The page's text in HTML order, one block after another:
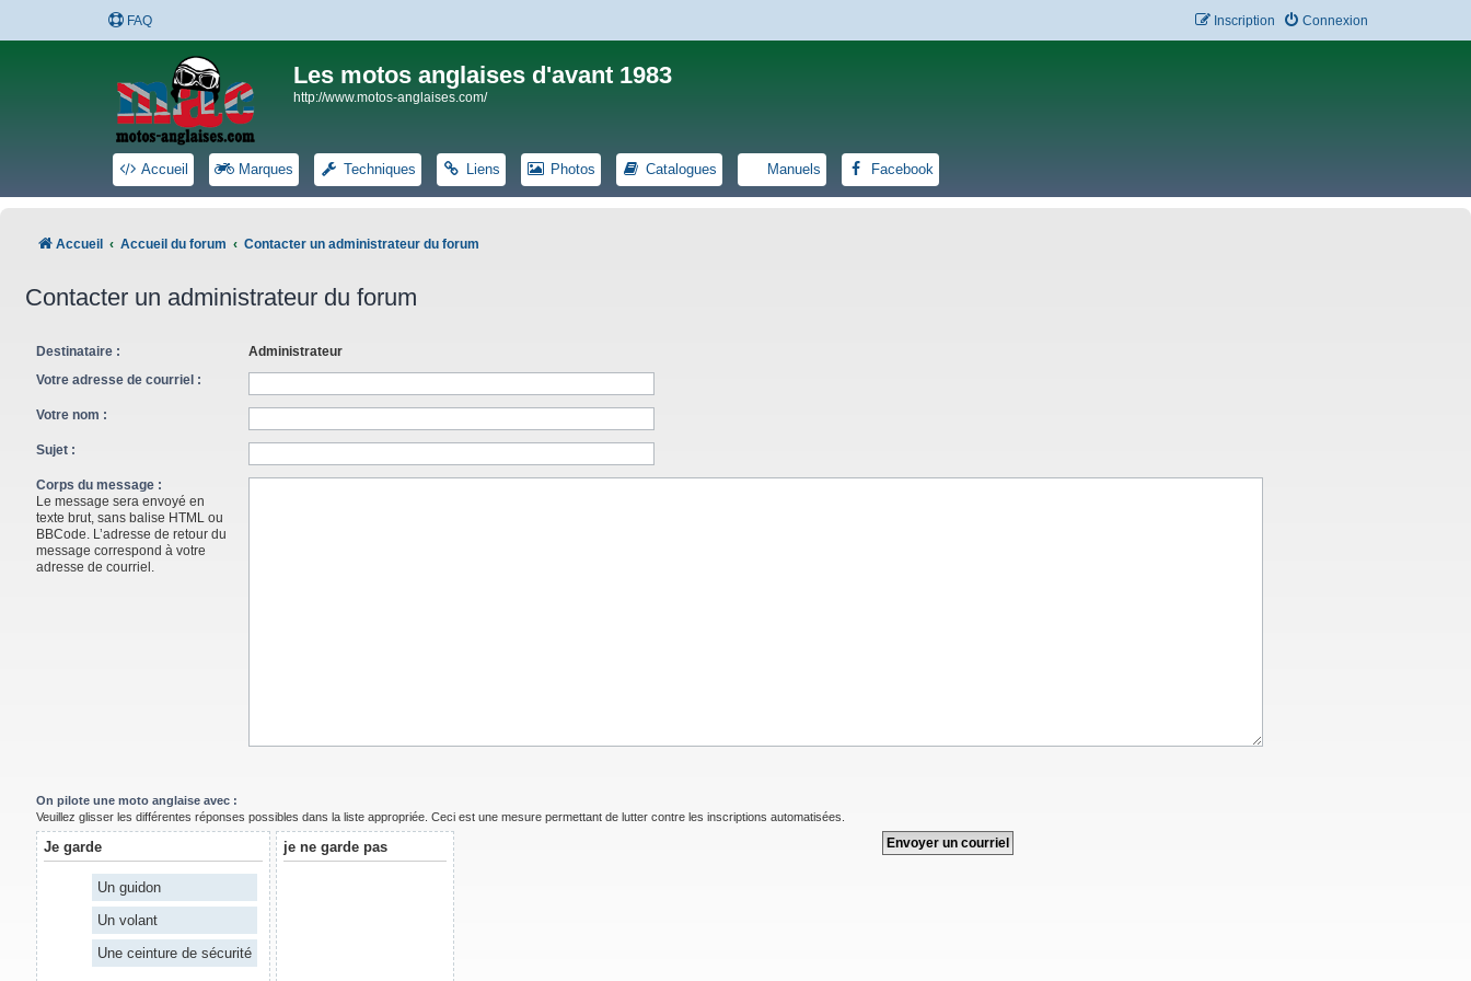
FAQ Connexion
Inscription
Les motos anglaises d'avant 1983
http://www.motos-anglaises.com/
Accueil Marques Techniques Liens Photos Catalogues Manuels Facebook
Accueil Accueil du forum Contacter un administrateur du forum
Contacter un administrateur du forum
Destinataire :
Administrateur
Votre adresse de courriel :
Votre nom :
Sujet :
Corps du message :
Le message sera envoyé en
texte brut, sans balise HTML ou
BBCode. L’adresse de retour du
message correspond à votre
adresse de courriel.
On pilote une moto anglaise avec :
Veuillez glisser les différentes réponses possibles dans la liste appropriée. Ceci est une mesure permettant de lutter contre les inscriptions automatisées.
Je garde
Un guidon
Un volant
Une ceinture de sécurité
je ne garde pas